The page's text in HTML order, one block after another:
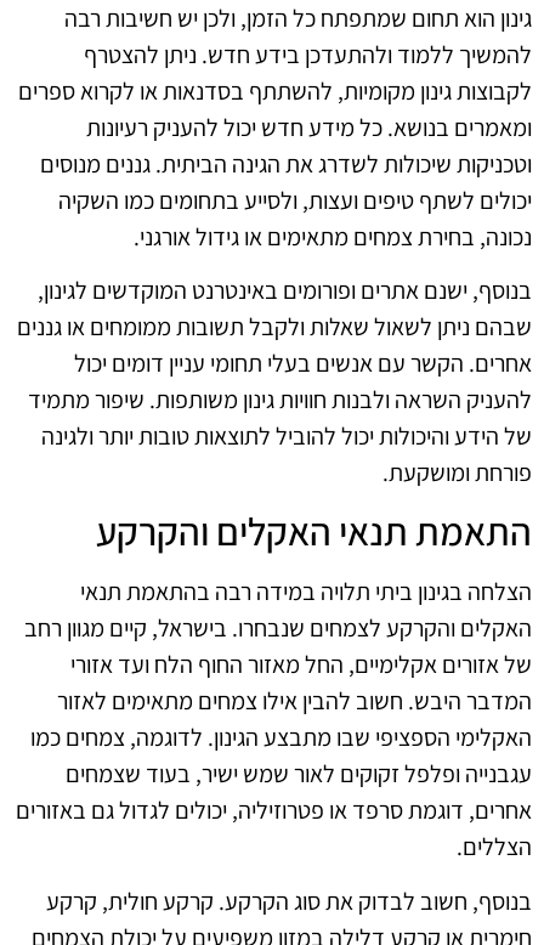
גינון הוא תחום שמתפתח כל הזמן, ולכן יש חשיבות רבה
להמשיך ללמוד ולהתעדכן בידע חדש. ניתן להצטרף
לקבוצות גינון מקומיות, להשתתף בסדנאות או לקרוא ספרים
ומאמרים בנושא. כל מידע חדש יכול להעניק רעיונות
וטכניקות שיכולות לשדרג את הגינה הביתית. גננים מנוסים
יכולים לשתף טיפים ועצות, ולסייע בתחומים כמו השקיה
נכונה, בחירת צמחים מתאימים או גידול אורגני.
בנוסף, ישנם אתרים ופורומים באינטרנט המוקדשים לגינון,
שבהם ניתן לשאול שאלות ולקבל תשובות ממומחים או גננים
אחרים. הקשר עם אנשים בעלי תחומי עניין דומים יכול
להעניק השראה ולבנות חוויות גינון משותפות. שיפור מתמיד
של הידע והיכולות יכול להוביל לתוצאות טובות יותר ולגינה
פורחת ומושקעת.
התאמת תנאי האקלים והקרקע
הצלחה בגינון ביתי תלויה במידה רבה בהתאמת תנאי
האקלים והקרקע לצמחים שנבחרו. בישראל, קיים מגוון רחב
של אזורים אקלימיים, החל מאזור החוף הלח ועד אזורי
המדבר היבש. חשוב להבין אילו צמחים מתאימים לאזור
האקלימי הספציפי שבו מתבצע הגינון. לדוגמה, צמחים כמו
עגבנייה ופלפל זקוקים לאור שמש ישיר, בעוד שצמחים
אחרים, דוגמת סרפד או פטרוזיליה, יכולים לגדול גם באזורים
הצללים.
בנוסף, חשוב לבדוק את סוג הקרקע. קרקע חולית, קרקע
חימרית או קרקע דלילה במזון משפיעים על יכולת הצמחים